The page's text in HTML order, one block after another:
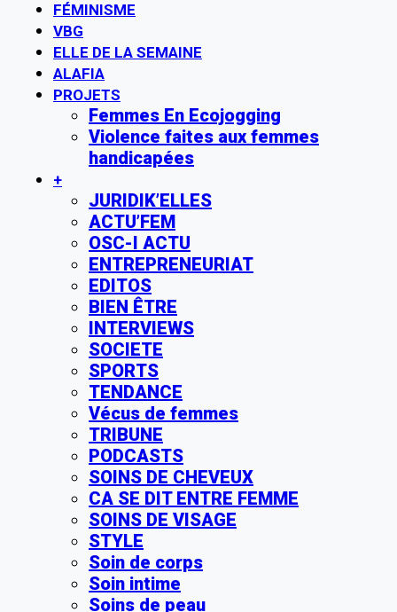
FÉMINISME
VBG
ELLE DE LA SEMAINE
ALAFIA
PROJETS
Femmes En Ecojogging
Violence faites aux femmes
handicapées
+
JURIDIK’ELLES
ACTU’FEM
OSC-I ACTU
ENTREPRENEURIAT
EDITOS
BIEN ÊTRE
INTERVIEWS
SOCIETE
SPORTS
TENDANCE
Vécus de femmes
TRIBUNE
PODCASTS
SOINS DE CHEVEUX
CA SE DIT ENTRE FEMME
SOINS DE VISAGE
STYLE
Soin de corps
Soin intime
Soins de peau